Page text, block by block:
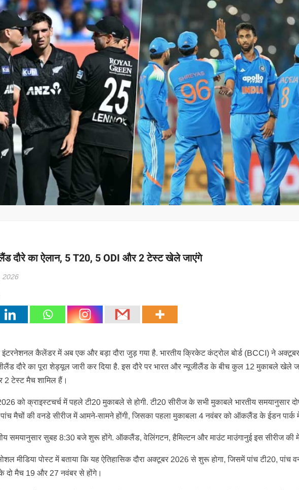
दौरे का ऐलान, 5 T20, 5 ODI और 2 टेस्ट खेले जाएंगे
2026
इंटरनेशनल कैलेंडर में अब एक और बड़ा दौरा जुड़ गया है. भारतीय क्रिकेट कंट्रोल बोर्ड (BCCI) ने
दौरे का पूरा शेड्यूल जारी कर दिया है. इस दौरे पर भारत और न्यूजीलैंड के बीच कुल 12 मुकाबले खेले
टेस्ट मैच शामिल हैं।
को क्राइस्टचर्च में पहले टी20 मुकाबले से होगी. टी20 सीरीज के सभी मुकाबले भारतीय समयानुसार
पांच मैचों की वनडे सीरीज में आमने-सामने होंगी, जिसका पहला मुकाबला 4 नवंबर को ऑकलैंड के ईडन पार्क
समयानुसार सुबह 8:30 बजे शुरू होंगे. ऑकलैंड, वेलिंगटन, हैमिल्टन और माउंट माउंगानुई इस सीरीज की
मीडिया पोस्ट में बताया कि यह ऐतिहासिक दौरा अक्टूबर 2026 से शुरू होगा, जिसमें पांच टी20, पांच
दो मैच 19 और 27 नवंबर से होंगे।